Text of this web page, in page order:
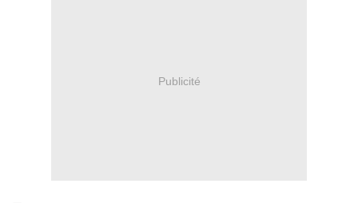
Publicité